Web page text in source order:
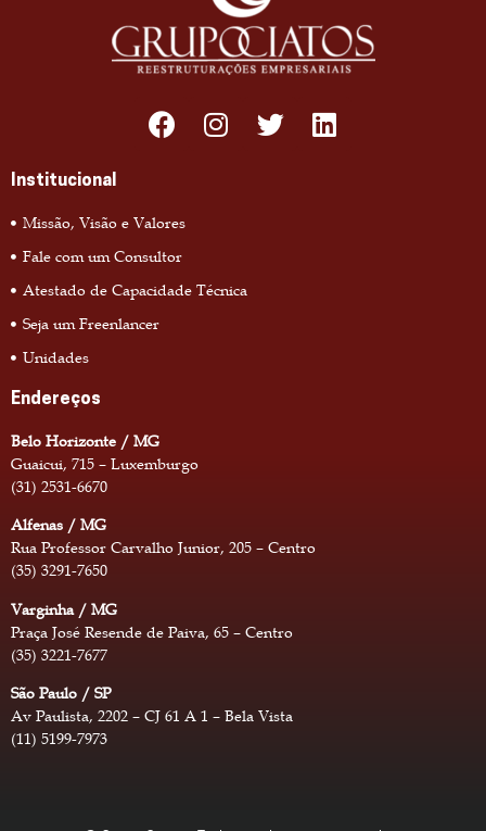
Institucional
Missão, Visão e Valores
Fale com um Consultor
Atestado de Capacidade Técnica
Seja um Freenlancer
Unidades
Endereços
Belo Horizonte / MG
Guaicui, 715 – Luxemburgo
(31) 2531-6670
Alfenas / MG
Rua Professor Carvalho Junior, 205 – Centro
(35) 3291-7650
Varginha / MG
Praça José Resende de Paiva, 65 – Centro
(35) 3221-7677
São Paulo / SP
Av Paulista, 2202 – CJ 61 A 1 – Bela Vista
(11) 5199-7973